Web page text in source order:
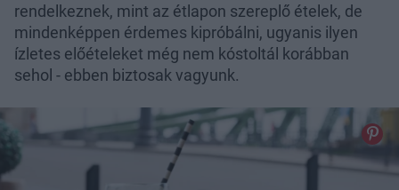
rendelkeznek, mint az étlapon szereplő ételek, de
mindenképpen érdemes kipróbálni, ugyanis ilyen
ízletes előételeket még nem kóstoltál korábban
sehol - ebben biztosak vagyunk.